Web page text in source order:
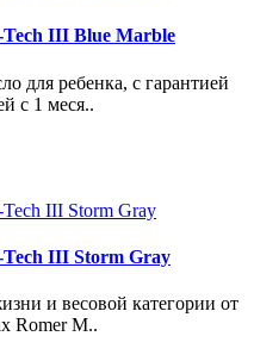
III Blue Marble
для ребенка, с гарантией
с 1 меся..
III Storm Gray
и весовой категории от
Romer M..